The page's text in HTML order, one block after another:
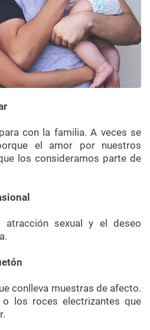
con la familia. A veces se
el amor por nuestros
los consideramos parte de
sexual y el deseo
conlleva muestras de afecto.
los roces electrizantes que